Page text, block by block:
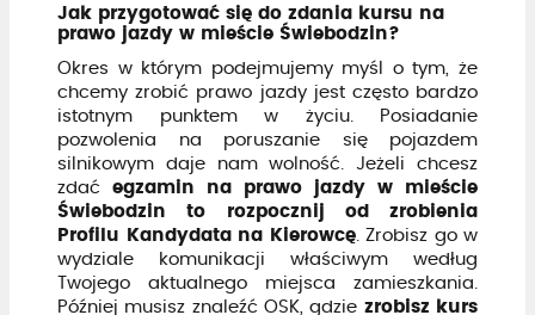
Jak przygotować się do zdania kursu na
prawo jazdy w mieście Świebodzin?
Okres w którym podejmujemy myśl o tym, że
chcemy zrobić prawo jazdy jest często bardzo
istotnym punktem w życiu. Posiadanie
pozwolenia na poruszanie się pojazdem
silnikowym daje nam wolność. Jeżeli chcesz
zdać egzamin na prawo jazdy w mieście
Świebodzin to rozpocznij od zrobienia
Profilu Kandydata na Kierowcę. Zrobisz go w
wydziale komunikacji właściwym według
Twojego aktualnego miejsca zamieszkania.
Później musisz znaleźć OSK, gdzie zrobisz kurs